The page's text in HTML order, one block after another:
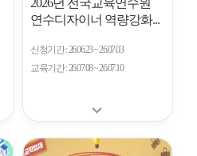
2026년 전국교육연수원
연수디자이너 역량강화...
신청기간 26.06.23 ~ 26.07.03
교육기간 26.07.08 ~ 26.07.10